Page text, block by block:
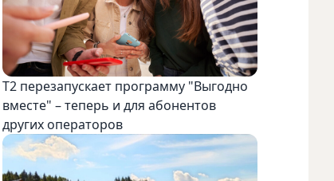
Т2 перезапускает программу "Выгодно
вместе" – теперь и для абонентов
других операторов